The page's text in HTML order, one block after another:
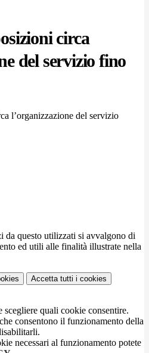
circa
del servizio fino
l’organizzazione del servizio
da questo utilizzati si avvalgono di
ed utili alle finalità illustrate nella
Accetta tutti i cookies
scegliere quali cookie consentire.
consentono il funzionamento della
necessari al funzionamento potete